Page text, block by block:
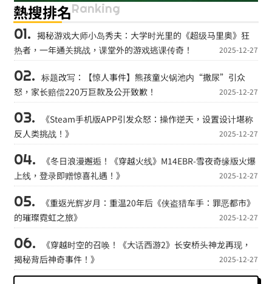
熱搜排名Ranking
揭秘游戏大师小岛秀夫：大学时光里的《超级马里奥》狂
热者，一年通关挑战，课堂外的游戏逃课传奇！
2025-12-27
标题改写：【惊人事件】熊孩童火锅池内“撒尿”引众
怒，家长赔偿220万巨款及公开致歉！
2025-12-27
《Steam手机版APP引发众怒：操作逆天，设置设计堪称
反人类挑战！》
2025-12-27
《冬日浪漫邂逅！《穿越火线》M14EBR-雪夜奇缘版火爆
上线，登录即赠惊喜礼遇！》
2025-12-27
《重返光辉岁月：重温20年后《侠盗猎车手：罪恶都市》
的璀璨霓虹之旅》
2025-12-27
《穿越时空的召唤！《大话西游2》长安桥头神龙再现，
揭秘背后神奇事件！》
2025-12-27